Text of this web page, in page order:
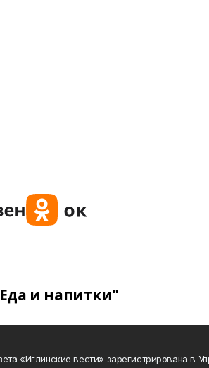
и напитки"
«Иглинские вести» зарегистрирована в